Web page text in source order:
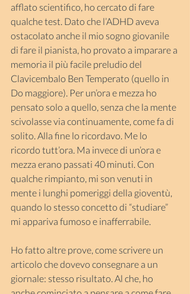
afflato scientifico, ho cercato di fare
qualche test. Dato che l’ADHD aveva
ostacolato anche il mio sogno giovanile
di fare il pianista, ho provato a imparare a
memoria il più facile preludio del
Clavicembalo Ben Temperato (quello in
Do maggiore). Per un’ora e mezza ho
pensato solo a quello, senza che la mente
scivolasse via continuamente, come fa di
solito. Alla fine lo ricordavo. Me lo
ricordo tutt’ora. Ma invece di un’ora e
mezza erano passati 40 minuti. Con
qualche rimpianto, mi son venuti in
mente i lunghi pomeriggi della gioventù,
quando lo stesso concetto di “studiare”
mi appariva fumoso e inafferrabile.
Ho fatto altre prove, come scrivere un
articolo che dovevo consegnare a un
giornale: stesso risultato. Al che, ho